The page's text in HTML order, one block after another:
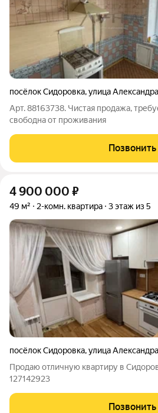
посёлок Сидоровка,улица
Арт. 88163738. Чистая продажа,
свободна от проживания
Позвонить
4 900 000 ₽
49 м² 2-комн. квартира 3 этаж из 5
посёлок Сидоровка,улица
Продаю отличную квартиру в
127142923
Позвонить